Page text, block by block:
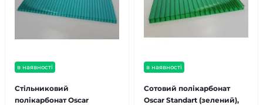
в наявності
Стільниковий
полікарбонат Oscar
в наявності
Сотовий полікарбонат
Oscar Standart (зелений),